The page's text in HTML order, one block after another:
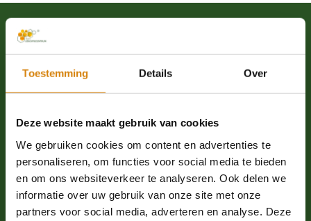
Toestemming Details Over
Deze website maakt gebruik van cookies
We gebruiken cookies om content en advertenties te
personaliseren, om functies voor social media te bieden
en om ons websiteverkeer te analyseren. Ook delen we
informatie over uw gebruik van onze site met onze
partners voor social media, adverteren en analyse. Deze
Kom in actie
Word donateur
Word ambassadeur
Proeflidmaatschap
Leer over bijen
Schrijf je in voor de nieuwsbrief
Nalatenschap